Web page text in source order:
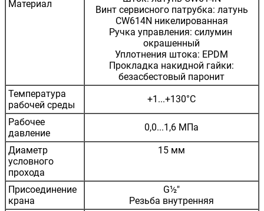
Материал
Винт сервисного патрубка: латунь
CW614N никелированная
Ручка управления: силумин
окрашенный
Уплотнения штока: EPDM
Прокладка накидной гайки:
безасбестовый паронит
Температура
рабочей среды
+1...+130°С
Рабочее
давление
0,0...1,6 МПа
Диаметр
условного
прохода
15 мм
Присоединение
крана
G½"
Резьба внутренняя